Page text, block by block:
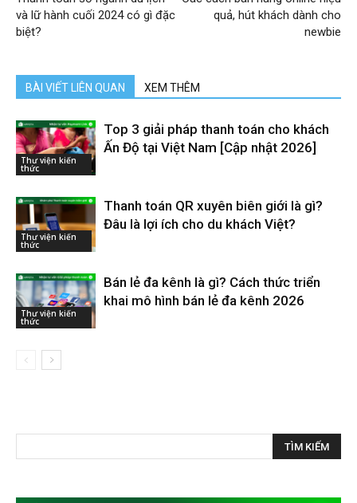
và lữ hành cuối 2024 có gì đặc
biệt?
quả, hút khách dành cho
newbie
BÀI VIẾT LIÊN QUAN XEM THÊM
Thư viện kiến
thức
Top 3 giải pháp thanh toán cho khách
Ấn Độ tại Việt Nam [Cập nhật 2026]
Thư viện kiến
thức
Thanh toán QR xuyên biên giới là gì?
Đâu là lợi ích cho du khách Việt?
Thư viện kiến
thức
Bán lẻ đa kênh là gì? Cách thức triển
khai mô hình bán lẻ đa kênh 2026